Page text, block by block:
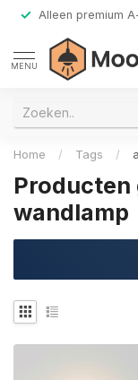
Alleen premium
MENU
Home / Tags /
wandlamp